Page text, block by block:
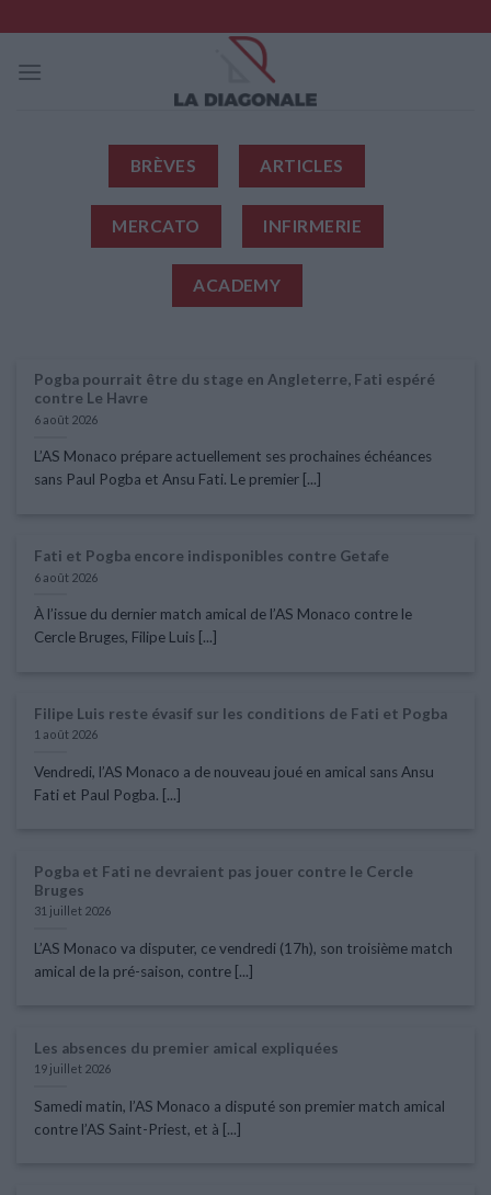
to
content
BRÈVES ARTICLES
MERCATO INFIRMERIE
ACADEMY
Pogba pourrait être du stage en Angleterre, Fati espéré
contre Le Havre
6 août 2026
L’AS Monaco prépare actuellement ses prochaines échéances
sans Paul Pogba et Ansu Fati. Le premier [...]
Fati et Pogba encore indisponibles contre Getafe
6 août 2026
À l’issue du dernier match amical de l’AS Monaco contre le
Cercle Bruges, Filipe Luis [...]
Filipe Luis reste évasif sur les conditions de Fati et Pogba
1 août 2026
Vendredi, l’AS Monaco a de nouveau joué en amical sans Ansu
Fati et Paul Pogba. [...]
Pogba et Fati ne devraient pas jouer contre le Cercle
Bruges
31 juillet 2026
L’AS Monaco va disputer, ce vendredi (17h), son troisième match
amical de la pré-saison, contre [...]
Les absences du premier amical expliquées
19 juillet 2026
Samedi matin, l’AS Monaco a disputé son premier match amical
contre l’AS Saint-Priest, et à [...]